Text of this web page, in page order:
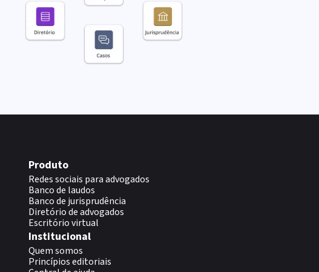
Produto
Redes sociais para advogados
Banco de laudos
Banco de jurisprudência
Diretório de advogados
Escritório virtual
Institucional
Quem somos
Princípios editoriais